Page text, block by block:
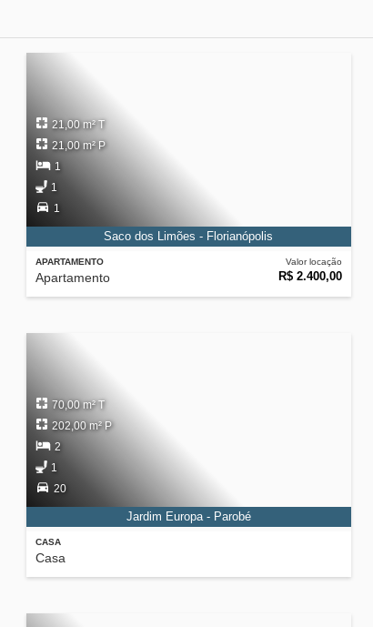
APARTAMENTO
Apartamento
Valor locação
R$ 2.400,00
21,00 m² T
21,00 m² P
1
1
1
Saco dos Limões - Florianópolis
CASA
Casa
70,00 m² T
202,00 m² P
2
1
20
Jardim Europa - Parobé